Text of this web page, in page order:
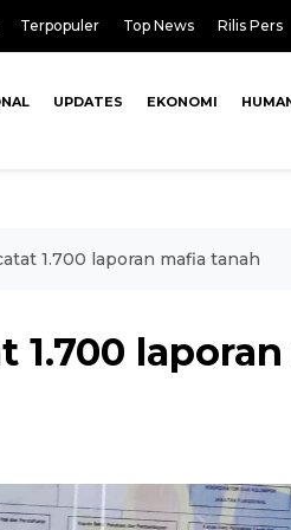
Terpopuler Top News Rilis Pers
UPDATES EKONOMI
1.700 laporan mafia tanah
1.700